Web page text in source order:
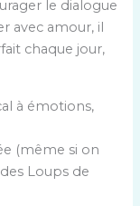
le dialogue
avec amour, il
chaque jour,
à émotions,
(même si on
Loups de